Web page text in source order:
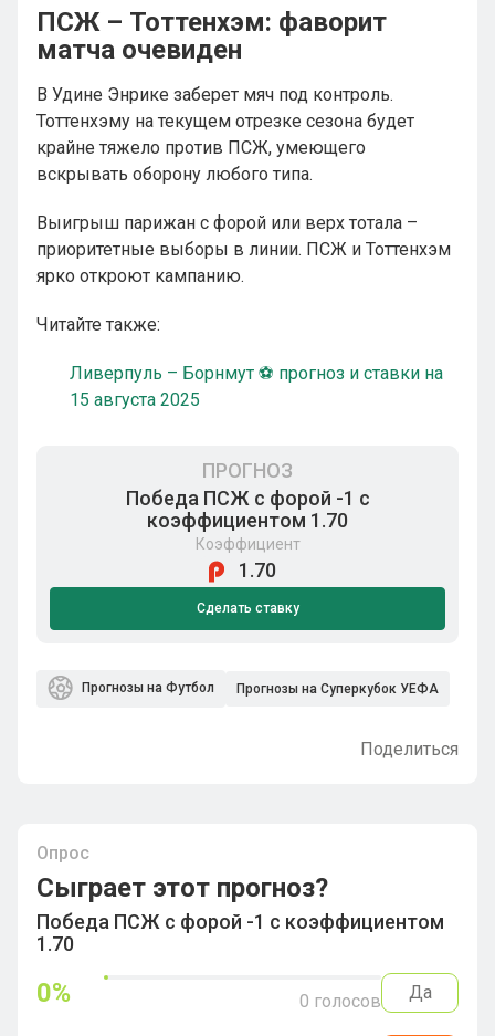
ПСЖ – Тоттенхэм: фаворит
матча очевиден
В Удине Энрике заберет мяч под контроль.
Тоттенхэму на текущем отрезке сезона будет
крайне тяжело против ПСЖ, умеющего
вскрывать оборону любого типа.
Выигрыш парижан с форой или верх тотала –
приоритетные выборы в линии. ПСЖ и Тоттенхэм
ярко откроют кампанию.
Читайте также:
Ливерпуль – Борнмут ⚽ прогноз и ставки на
15 августа 2025
ПРОГНОЗ
Победа ПСЖ с форой -1 с
коэффициентом 1.70
Коэффициент
1.70
Сделать ставку
Прогнозы на Футбол Прогнозы на Суперкубок УЕФА
Поделиться
Опрос
Сыграет этот прогноз?
Победа ПСЖ с форой -1 с коэффициентом
1.70
0% 0 голосов Да